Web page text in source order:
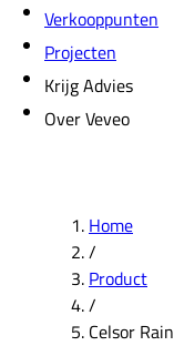
Verkooppunten
Projecten
Krijg Advies
Over Veveo
Home
/
Product
/
Celsor